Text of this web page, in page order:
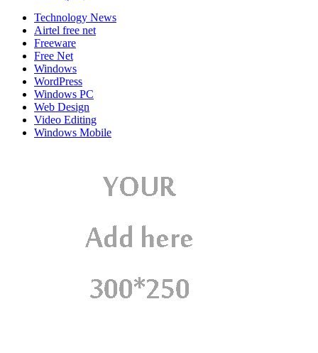
Technology News
Airtel free net
Freeware
Free Net
Windows
WordPress
Windows PC
Web Design
Video Editing
Windows Mobile